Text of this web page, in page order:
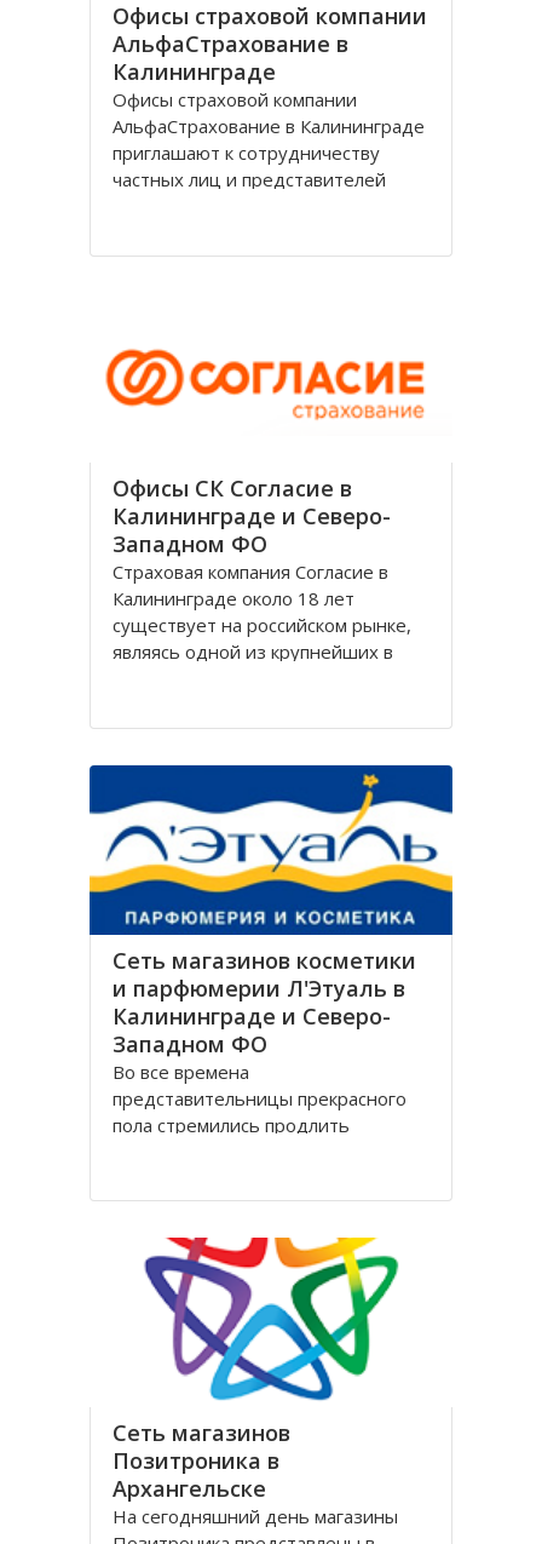
Офисы страховой компании
АльфаСтрахование в
Калининграде
Офисы страховой компании
АльфаСтрахование в Калининграде
приглашают к сотрудничеству
частных лиц и представителей
крупнейшим российским
страховую группу
Офисы СК Согласие в
Калининграде и Северо-
Западном ФО
Страховая компания Согласие в
Калининграде около 18 лет
существует на российском рынке,
являясь одной из крупнейших в
только с лучшей стороны.
широко разветвлённую сеть
филиалов, которая охватывает
Сеть магазинов косметики
и парфюмерии Л'Этуаль в
Калининграде и Северо-
Западном ФО
Во все времена
представительницы прекрасного
пола стремились продлить
Женщины прилагали массу усилий
для достижения цели. Но это уже в
прошлом! Сегодня, благодаря
колоссальным достижениям в
области косметологии, ухаживать
за лицом и телом стало
Сеть магазинов
Позитроника в
Архангельске
На сегодняшний день магазины